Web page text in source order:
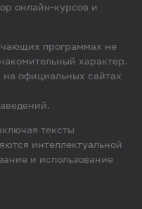
онлайн-курсов и
программах не
характер.
официальных сайтах
тексты
интеллектуальной
и использование